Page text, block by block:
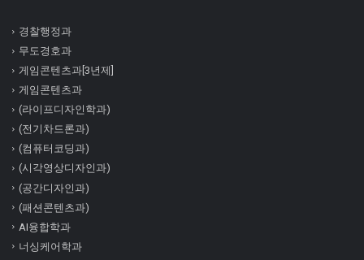
경찰행정과
무도경호과
게임콘텐츠과[3년제]
게임콘텐츠과
(라이프디자인학과)
(전기차드론과)
(컴퓨터코딩과)
(시각영상디자인과)
(공간디자인과)
(패션콘텐츠과)
AI융합학과
너싱케어학과